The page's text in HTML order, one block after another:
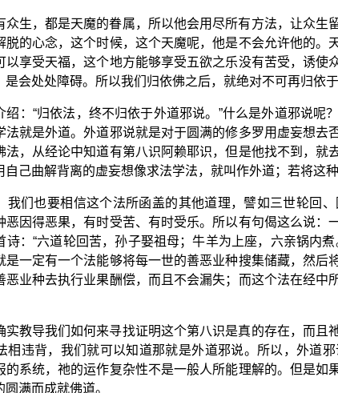
众生，都是天魔的眷属，所以他会用尽所有方法，让众
脱的心念，这个时候，这个天魔呢，他是不会允许他的
以享受天福，这个地方能够享受五欲之乐没有苦受，诱
会处处障碍。所以我们归依佛之后，就绝对不可再归依于
绍：“归依法，终不归依于外道邪说。”什么是外道邪说
法就是外道。外道邪说就是对于圆满的修多罗用虚妄想
法，从经论中知道有第八识阿赖耶识，但是他找不到，
己曲解背离的虚妄想像求法学法，就叫作外道；若将这
我们也要相信这个法所函盖的其他道理，譬如三世轮
恶因得恶果，有时受苦、有时受乐。所以有句偈这么说
诗：“六道轮回苦，孙子娶祖母；牛羊为上座，六亲锅内
是一定有一个法能够将每一世的善恶业种搜集储藏，然
恶业种去执行业果酬偿，而且不会漏失；而这个法在经
实教导我们如何来寻找证明这个第八识是真的存在，而
相违背，我们就可以知道那就是外道邪说。所以，外道
的系统，祂的运作复杂性不是一般人所能理解的。但是
满而成就佛道。